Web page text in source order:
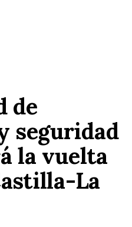
de
seguridad
la vuelta
La